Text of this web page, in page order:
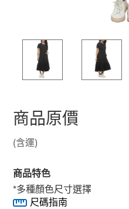
商品原價
(含運)
商品特色
*多種顏色尺寸選擇
尺碼指南